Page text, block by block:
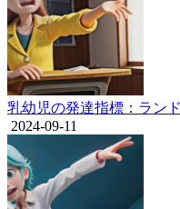
乳幼児の発達指標：ラン
2024-09-11